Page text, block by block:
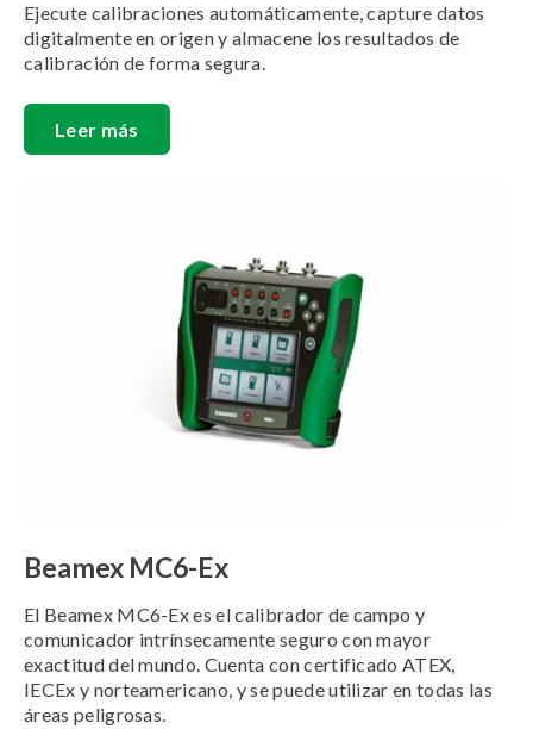
Ejecute calibraciones automáticamente, capture datos
digitalmente en origen y almacene los resultados de
calibración de forma segura.
Leer más
Beamex MC6-Ex
El Beamex MC6-Ex es el calibrador de campo y
comunicador intrínsecamente seguro con mayor
exactitud del mundo. Cuenta con certificado ATEX,
IECEx y norteamericano, y se puede utilizar en todas las
áreas peligrosas.